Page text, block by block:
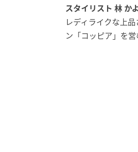
スタイリスト 林 かよ
レディライクな上
ン「コッピア」を営